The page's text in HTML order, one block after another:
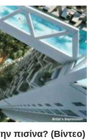
πισίνα? (Βίντεο)